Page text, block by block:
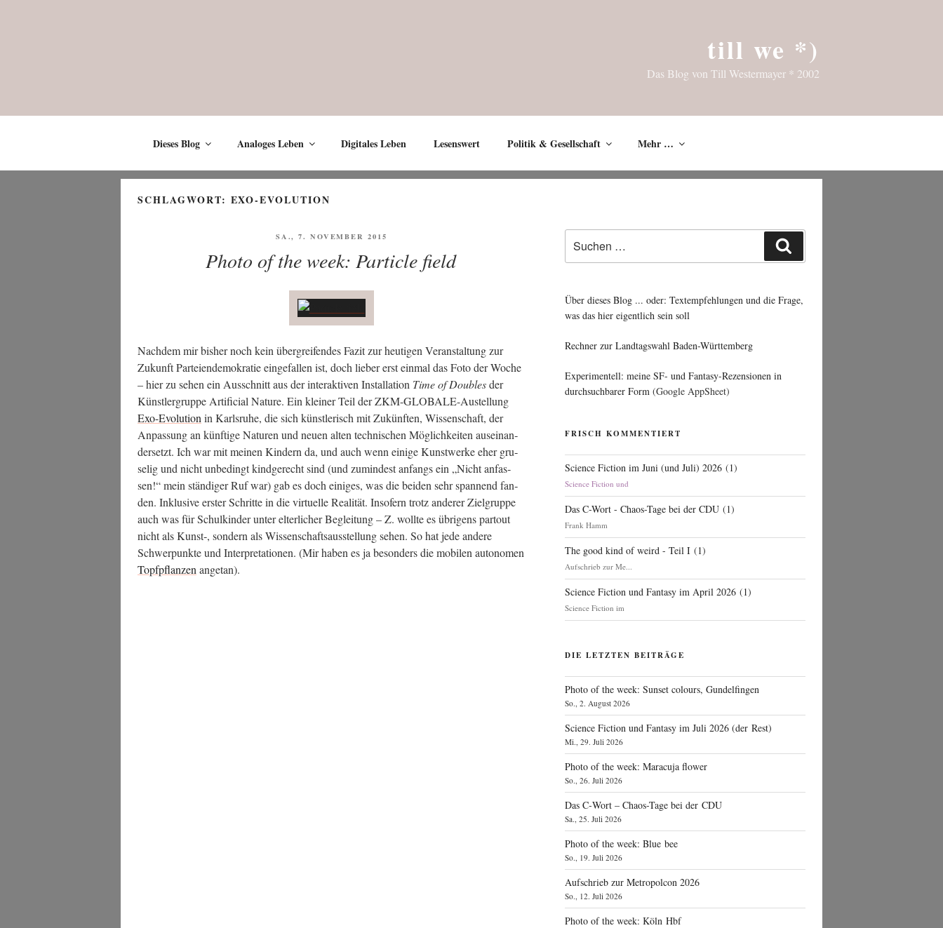
till we *)
Das Blog von Till Westermayer * 2002
Dieses Blog Analoges Leben Digitales Leben Lesenswert Politik & Gesellschaft Mehr …
SCHLAGWORT: EXO-EVOLUTION
VERÖFFENTLICHT
SA., 7. NOVEMBER 2015
Photo of the week: Particle field
Nach­dem mir bis­her noch kein über­grei­fen­des Fazit zur heu­ti­gen Ver­an­stal­tung zur
Zukunft Par­tei­en­de­mo­kra­tie ein­ge­fal­len ist, doch lie­ber erst ein­mal das Foto der Woche
– hier zu sehen ein Aus­schnitt aus der inter­ak­ti­ven Instal­la­ti­on Time of Dou­blesder
Künst­ler­grup­pe Arti­fi­ci­al Natu­re. Ein klei­ner Teil der ZKM-GLO­BA­LE-Aus­tel­lung
Exo-Evo­lu­ti­on in Karls­ru­he, die sich künst­le­risch mit Zukünf­ten, Wis­sen­schaft, der
Anpas­sung an künf­ti­ge Natu­ren und neu­en alten tech­ni­schen Mög­lich­kei­ten aus­ein­an­
der­setzt. Ich war mit mei­nen Kin­dern da, und auch wenn eini­ge Kunst­wer­ke eher gru­
se­lig und nicht unbe­dingt kind­ge­recht sind (und zumin­dest anfangs ein „Nicht anfas­
sen!“ mein stän­di­ger Ruf war) gab es doch eini­ges, was die bei­den sehr span­nend fan­
den. Inklu­si­ve ers­ter Schrit­te in die vir­tu­el­le Rea­li­tät. Inso­fern trotz ande­rer Ziel­grup­pe
auch was für Schul­kin­der unter elter­li­cher Beglei­tung – Z. woll­te es übri­gens par­tout
nicht als Kunst‑, son­dern als Wis­sen­schafts­aus­stel­lung sehen. So hat jede ande­re
Schwer­punk­te und Inter­pre­ta­tio­nen. (Mir haben es ja beson­ders die mobi­len auto­no­men
Topf­pflan­zen angetan).
Suche
nach:
Über dieses Blog ... oder: Textempfehlungen und die Frage,
was das hier eigentlich sein soll
Rechner zur Landtagswahl Baden-Württemberg
Experimentell: meine SF- und Fantasy-Rezensionen in
durchsuchbarer Form (Google AppSheet)
FRISCH KOMMENTIERT
Science Fiction im Juni (und Juli) 2026 (1)
Science Fiction und
Das C-Wort - Chaos-Tage bei der CDU (1)
Frank Hamm
The good kind of weird - Teil I (1)
Aufschrieb zur Me...
Science Fiction und Fantasy im April 2026 (1)
Science Fiction im
DIE LETZTEN BEITRÄGE
Photo of the week: Sunset colours, Gundelfingen
So., 2. August 2026
Science Fiction und Fantasy im Juli 2026 (der Rest)
Mi., 29. Juli 2026
Photo of the week: Maracuja flower
So., 26. Juli 2026
Das C‑Wort – Chaos-Tage bei der CDU
Sa., 25. Juli 2026
Photo of the week: Blue bee
So., 19. Juli 2026
Aufschrieb zur Metropolcon 2026
So., 12. Juli 2026
Photo of the week: Köln Hbf